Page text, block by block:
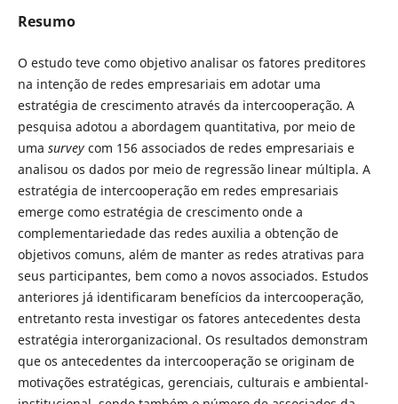
Resumo
O estudo teve como objetivo analisar os fatores preditores
na intenção de redes empresariais em adotar uma
estratégia de crescimento através da intercooperação. A
pesquisa adotou a abordagem quantitativa, por meio de
uma surveycom 156 associados de redes empresariais e
analisou os dados por meio de regressão linear múltipla. A
estratégia de intercooperação em redes empresariais
emerge como estratégia de crescimento onde a
complementariedade das redes auxilia a obtenção de
objetivos comuns, além de manter as redes atrativas para
seus participantes, bem como a novos associados. Estudos
anteriores já identificaram benefícios da intercooperação,
entretanto resta investigar os fatores antecedentes desta
estratégia interorganizacional. Os resultados demonstram
que os antecedentes da intercooperação se originam de
motivações estratégicas, gerenciais, culturais e ambiental-